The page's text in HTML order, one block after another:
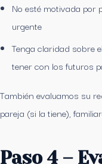
No esté motivada por
urgente
Tenga claridad sobre
tener con los futuros
También evaluamos su
pareja (si la tiene),
Paso 4 –